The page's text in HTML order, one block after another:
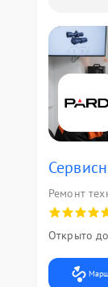
Ремонт
Открыто